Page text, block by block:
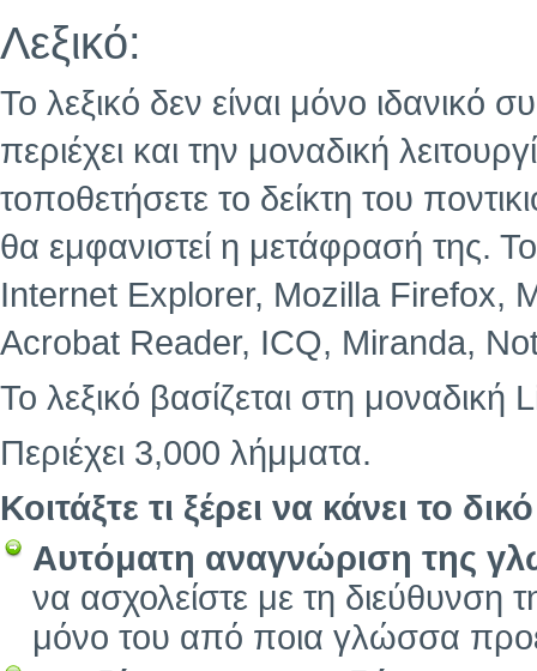
Λεξικό:
Το λεξικό δεν είναι μόνο
περιέχει και την μοναδική
τοποθετήσετε το δείκτη του
θα εμφανιστεί η μετάφρασή της.
Internet Explorer, Mozilla Firefox,
Acrobat Reader, ICQ, Miranda,
Το λεξικό βασίζεται στη μοναδική
Περιέχει 3,000 λήμματα.
Κοιτάξτε τι ξέρει να κάνει το
Αυτόματη αναγνώριση της
να ασχολείστε με τη διεύθυνση
μόνο του από ποια γλώσσα